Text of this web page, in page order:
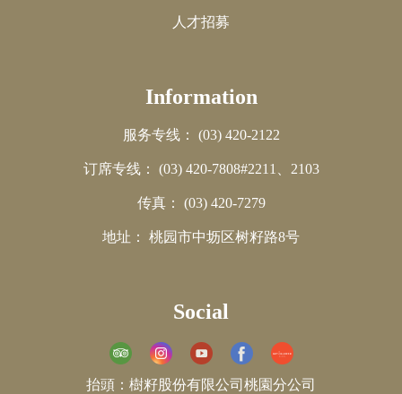
人才招募
Information
服务专线： (03) 420-2122
订席专线： (03) 420-7808#2211、2103
传真： (03) 420-7279
地址： 桃园市中坜区树籽路8号
Social
抬頭：樹籽股份有限公司桃園分公司